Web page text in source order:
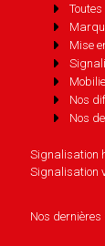
Mise
Nos
Nos
Signalisation
Signalisation
Nos